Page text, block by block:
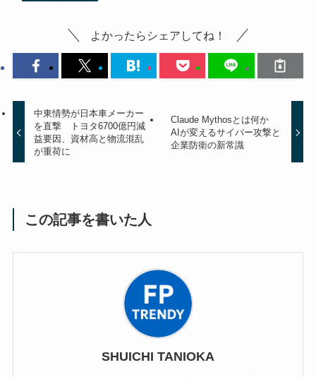
よかったらシェアしてね！
中東情勢が日本車メーカー
を直撃 トヨタ6700億円減
益要因、資材高と物流混乱
が重荷に
Claude Mythosとは何か
AIが変えるサイバー攻撃と
企業防衛の新常識
この記事を書いた人
SHUICHI TANIOKA